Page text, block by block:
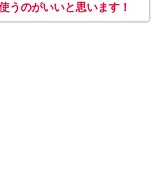
うのがいいと思います！